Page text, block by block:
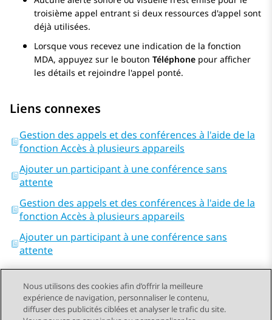
troisième appel entrant si deux ressources d'appel sont
déjà utilisées.
Lorsque vous recevez une indication de la fonction
MDA, appuyez sur le bouton Téléphone pour afficher
les détails et rejoindre l'appel ponté.
Liens connexes
Gestion des appels et des conférences à l'aide de la
fonction Accès à plusieurs appareils
Ajouter un participant à une conférence sans
attente
Gestion des appels et des conférences à l'aide de la
fonction Accès à plusieurs appareils
Ajouter un participant à une conférence sans
attente
Nous utilisons des cookies afin d’offrir la meilleure
expérience de navigation, personnaliser le contenu,
diffuser des publicités ciblées et analyser le trafic du site.